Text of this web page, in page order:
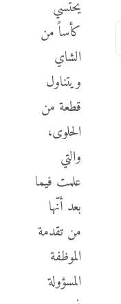
يحتسي
كأساً من
الشاي
ويتناول
قطعة من
الحلوى،
والتي
علمت فيما
بعد أنّها
من تقدمة
الموظفة
المسؤولة